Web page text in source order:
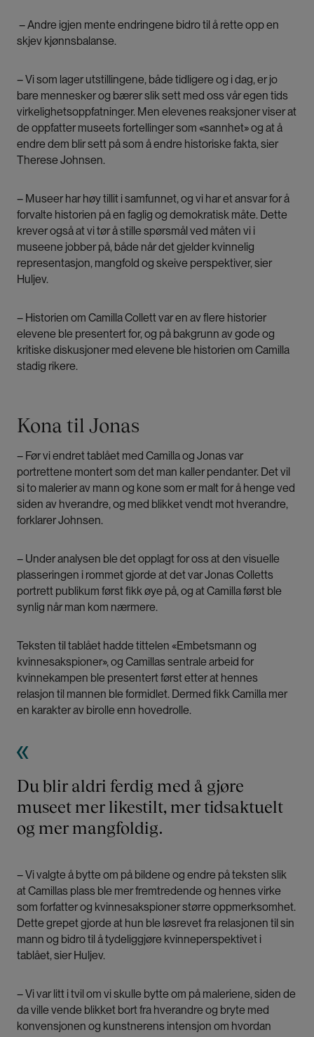
– Andre igjen mente endringene bidro til å rette opp en
skjev kjønnsbalanse.
– Vi som lager utstillingene, både tidligere og i dag, er jo
bare mennesker og bærer slik sett med oss vår egen tids
virkelighetsoppfatninger. Men elevenes reaksjoner viser at
de oppfatter museets fortellinger som «sannhet» og at å
endre dem blir sett på som å endre historiske fakta, sier
Therese Johnsen.
– Museer har høy tillit i samfunnet, og vi har et ansvar for å
forvalte historien på en faglig og demokratisk måte. Dette
krever også at vi tør å stille spørsmål ved måten vi i
museene jobber på, både når det gjelder kvinnelig
representasjon, mangfold og skeive perspektiver, sier
Huljev.
– Historien om Camilla Collett var en av flere historier
elevene ble presentert for, og på bakgrunn av gode og
kritiske diskusjoner med elevene ble historien om Camilla
stadig rikere.
Kona til Jonas
– Før vi endret tablået med Camilla og Jonas var
portrettene montert som det man kaller pendanter. Det vil
si to malerier av mann og kone som er malt for å henge ved
siden av hverandre, og med blikket vendt mot hverandre,
forklarer Johnsen.
– Under analysen ble det opplagt for oss at den visuelle
plasseringen i rommet gjorde at det var Jonas Colletts
portrett publikum først fikk øye på, og at Camilla først ble
synlig når man kom nærmere.
Teksten til tablået hadde tittelen «Embetsmann og
kvinnesakspioner», og Camillas sentrale arbeid for
kvinnekampen ble presentert først etter at hennes
relasjon til mannen ble formidlet. Dermed fikk Camilla mer
en karakter av birolle enn hovedrolle.
Du blir aldri ferdig med å gjøre
museet mer likestilt, mer tidsaktuelt
og mer mangfoldig.
– Vi valgte å bytte om på bildene og endre på teksten slik
at Camillas plass ble mer fremtredende og hennes virke
som forfatter og kvinnesakspioner større oppmerksomhet.
Dette grepet gjorde at hun ble løsrevet fra relasjonen til sin
mann og bidro til å tydeliggjøre kvinneperspektivet i
tablået, sier Huljev.
– Vi var litt i tvil om vi skulle bytte om på maleriene, siden de
da ville vende blikket bort fra hverandre og bryte med
konvensjonen og kunstnerens intensjon om hvordan